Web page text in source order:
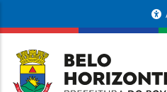
conteúdo
principal
da
Prefeitura